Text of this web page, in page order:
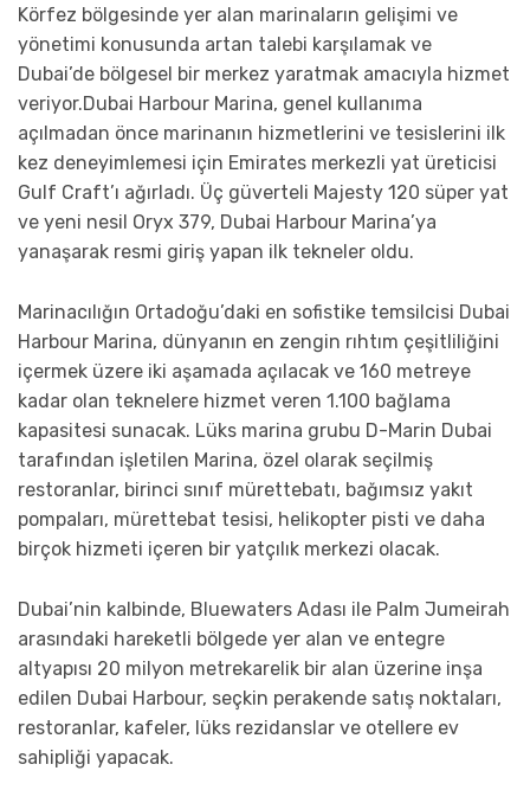
Körfez bölgesinde yer alan marinaların gelişimi ve
yönetimi konusunda artan talebi karşılamak ve
Dubai’de bölgesel bir merkez yaratmak amacıyla hizmet
veriyor.Dubai Harbour Marina, genel kullanıma
açılmadan önce marinanın hizmetlerini ve tesislerini ilk
kez deneyimlemesi için Emirates merkezli yat üreticisi
Gulf Craft’ı ağırladı. Üç güverteli Majesty 120 süper yat
ve yeni nesil Oryx 379, Dubai Harbour Marina’ya
yanaşarak resmi giriş yapan ilk tekneler oldu.
Marinacılığın Ortadoğu’daki en sofistike temsilcisi Dubai
Harbour Marina, dünyanın en zengin rıhtım çeşitliliğini
içermek üzere iki aşamada açılacak ve 160 metreye
kadar olan teknelere hizmet veren 1.100 bağlama
kapasitesi sunacak. Lüks marina grubu D-Marin Dubai
tarafından işletilen Marina, özel olarak seçilmiş
restoranlar, birinci sınıf mürettebatı, bağımsız yakıt
pompaları, mürettebat tesisi, helikopter pisti ve daha
birçok hizmeti içeren bir yatçılık merkezi olacak.
Dubai’nin kalbinde, Bluewaters Adası ile Palm Jumeirah
arasındaki hareketli bölgede yer alan ve entegre
altyapısı 20 milyon metrekarelik bir alan üzerine inşa
edilen Dubai Harbour, seçkin perakende satış noktaları,
restoranlar, kafeler, lüks rezidanslar ve otellere ev
sahipliği yapacak.